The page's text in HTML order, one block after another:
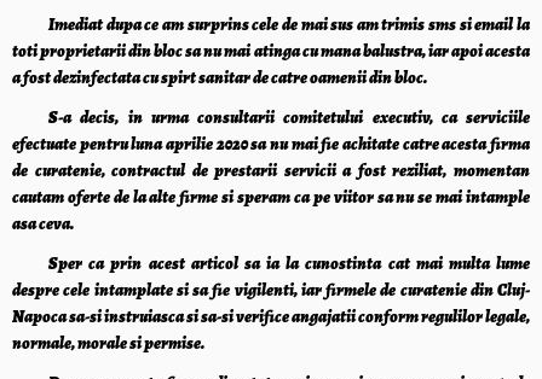
Imediat dupa ce am surprins cele de mai sus am trimis sms si email la
toti proprietarii din bloc sa nu mai atinga cu mana balustra, iar apoi acesta
a fost dezinfectata cu spirt sanitar de catre oamenii din bloc.
S-a decis, in urma consultarii comitetului executiv, ca serviciile
efectuate pentru luna aprilie 2020 sa nu mai fie achitate catre acesta firma
de curatenie, contractul de prestarii servicii a fost reziliat, momentan
cautam oferte de la alte firme si speram ca pe viitor sa nu se mai intample
asa ceva.
Sper ca prin acest articol sa ia la cunostinta cat mai multa lume
despre cele intamplate si sa fie vigilenti, iar firmele de curatenie din Cluj-
Napoca sa-si instruiasca si sa-si verifice angajatii conform regulilor legale,
normale, morale si permise.